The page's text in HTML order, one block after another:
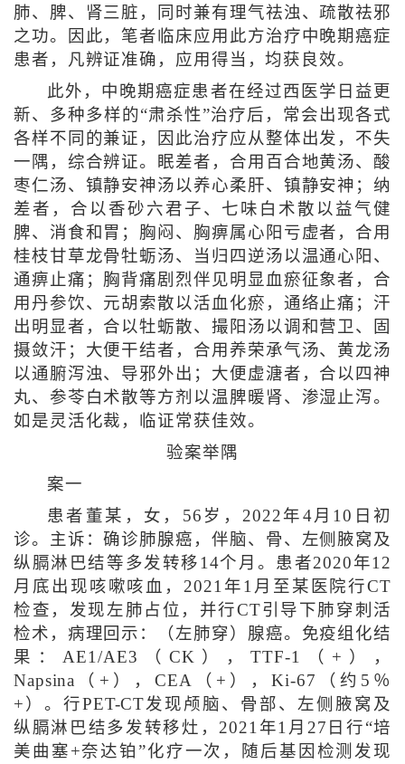
肺、脾、肾三脏，同时兼有理气祛浊、疏散祛邪
之功。因此，笔者临床应用此方治疗中晚期癌症
患者，凡辨证准确，应用得当，均获良效。
此外，中晚期癌症患者在经过西医学日益更
新、多种多样的“肃杀性”治疗后，常会出现各式
各样不同的兼证，因此治疗应从整体出发，不失
一隅，综合辨证。眠差者，合用百合地黄汤、酸
枣仁汤、镇静安神汤以养心柔肝、镇静安神；纳
差者，合以香砂六君子、七味白术散以益气健
脾、消食和胃；胸闷、胸痹属心阳亏虚者，合用
桂枝甘草龙骨牡蛎汤、当归四逆汤以温通心阳、
通痹止痛；胸背痛剧烈伴见明显血瘀征象者，合
用丹参饮、元胡索散以活血化瘀，通络止痛；汗
出明显者，合以牡蛎散、撮阳汤以调和营卫、固
摄敛汗；大便干结者，合用养荣承气汤、黄龙汤
以通腑泻浊、导邪外出；大便虚溏者，合以四神
丸、参苓白术散等方剂以温脾暖肾、渗湿止泻。
如是灵活化裁，临证常获佳效。
验案举隅
案一
患者董某，女，56岁，2022年4月10日初
诊。主诉：确诊肺腺癌，伴脑、骨、左侧腋窝及
纵膈淋巴结等多发转移14个月。患者2020年12
月底出现咳嗽咳血，2021年1月至某医院行CT
检查，发现左肺占位，并行CT引导下肺穿刺活
检术，病理回示：（左肺穿）腺癌。免疫组化结
果：AE1/AE3（CK），TTF-1（+），
Napsina（+），CEA（+），Ki-67（约5％
+）。行PET-CT发现颅脑、骨部、左侧腋窝及
纵膈淋巴结多发转移灶，2021年1月27日行“培
美曲塞+奈达铂”化疗一次，随后基因检测发现